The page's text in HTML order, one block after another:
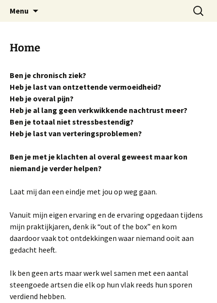
Adosa
Praktijk voor natuurgeneeskunde
Menu
Zoeken
naar:
Home
Ben je chronisch ziek?
Heb je last van ontzettende vermoeidheid?
Heb je overal pijn?
Heb je al lang geen verkwikkende nachtrust meer?
Ben je totaal niet stressbestendig?
Heb je last van verteringsproblemen?
Ben je met je klachten al overal geweest maar kon
niemand je verder helpen?
Laat mij dan een eindje met jou op weg gaan.
Vanuit mijn eigen ervaring en de ervaring opgedaan tijdens
mijn praktijkjaren, denk ik “out of the box” en kom
daardoor vaak tot ontdekkingen waar niemand ooit aan
gedacht heeft.
Ik ben geen arts maar werk wel samen met een aantal
steengoede artsen die elk op hun vlak reeds hun sporen
verdiend hebben.